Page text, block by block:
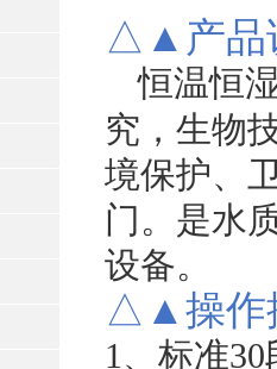
△▲ 产
恒温恒
究 ， 生物
境保护、
门。 是水
设备。
△▲ 操作
1、 标准30